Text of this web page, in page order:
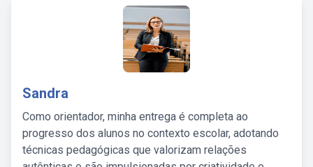
Sandra
Como orientador, minha entrega é completa ao
progresso dos alunos no contexto escolar, adotando
técnicas pedagógicas que valorizam relações